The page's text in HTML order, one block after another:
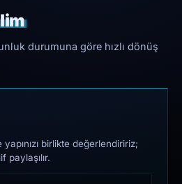
durumuna göre hızlı dönüş
yapınızı birlikte değerlendiririz;
paylaşılır.